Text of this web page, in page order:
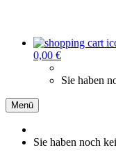
0,00 €
Sie haben
Menü
Sie haben noch